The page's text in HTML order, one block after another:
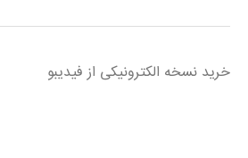
خرید نسخه الکترونیکی از فیدیبو